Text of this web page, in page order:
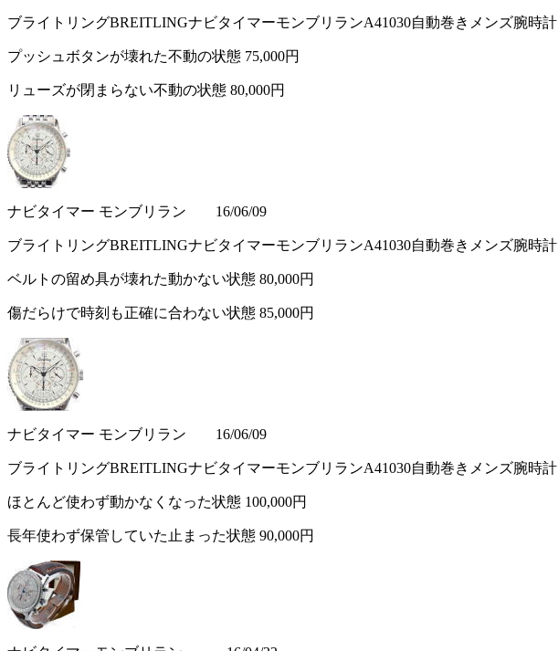
ブライトリングBREITLINGナビタイマーモンブリランA41030自動巻きメンズ腕時計
プッシュボタンが壊れた不動の状態 75,000円
リューズが閉まらない不動の状態 80,000円
ナビタイマー モンブリラン 16/06/09
ブライトリングBREITLINGナビタイマーモンブリランA41030自動巻きメンズ腕時計
ベルトの留め具が壊れた動かない状態 80,000円
傷だらけで時刻も正確に合わない状態 85,000円
ナビタイマー モンブリラン 16/06/09
ブライトリングBREITLINGナビタイマーモンブリランA41030自動巻きメンズ腕時計
ほとんど使わず動かなくなった状態 100,000円
長年使わず保管していた止まった状態 90,000円